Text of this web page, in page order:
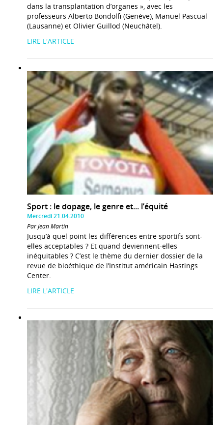
dans la transplantation d’organes », avec les
professeurs Alberto Bondolfi (Genève), Manuel Pascual
(Lausanne) et Olivier Guillod (Neuchâtel).
LIRE L'ARTICLE
Sport : le dopage, le genre et... l’équité
Mercredi 21.04.2010
Par Jean Martin
Jusqu’à quel point les différences entre sportifs sont-
elles acceptables ? Et quand deviennent-elles
inéquitables ? C’est le thème du dernier dossier de la
revue de bioéthique de l’Institut américain Hastings
Center.
LIRE L'ARTICLE